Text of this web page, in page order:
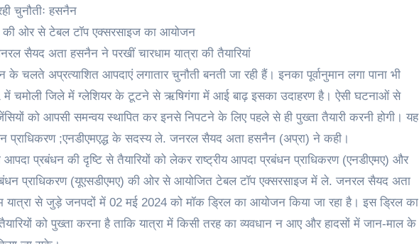
चुनौतीः हसनैन
की ओर से टेबल टॉप एक्सरसाइज का आयोजन
सैयद अता हसनैन ने परखीं चारधाम यात्रा की तैयारियां
के चलते अप्रत्याशित आपदाएं लगातार चुनौती बनती जा रही हैं। इनका पूर्वानुमान लगा पाना भी
में चमोली जिले में ग्लेशियर के टूटने से ऋषिगंगा में आई बाढ़ इसका उदाहरण है। ऐसी घटनाओं से
को आपसी समन्वय स्थापित कर इनसे निपटने के लिए पहले से ही पुख्ता तैयारी करनी होगी। यह
प्राधिकरण ;एनडीएमएद्ध के सदस्य ले. जनरल सैयद अता हसनैन (अप्रा) ने कही।
आपदा प्रबंधन की दृष्टि से तैयारियों को लेकर राष्ट्रीय आपदा प्रबंधन प्राधिकरण (एनडीएमए) और
प्राधिकरण (यूएसडीएमए) की ओर से आयोजित टेबल टॉप एक्सरसाइज में ले. जनरल सैयद अता
यात्रा से जुड़े जनपदों में 02 मई 2024 को मॉक ड्रिल का आयोजन किया जा रहा है। इस ड्रिल का
तैयारियों को पुख्ता करना है ताकि यात्रा में किसी तरह का व्यवधान न आए और हादसों में जान-माल के